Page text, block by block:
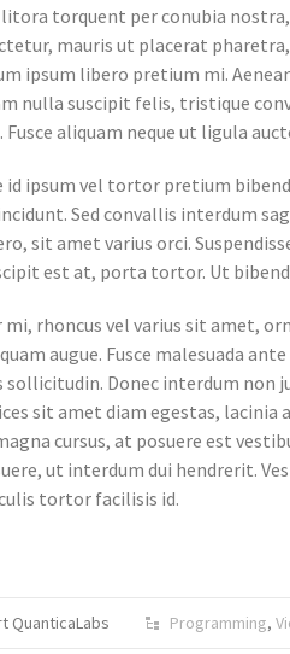
litora torquent per conubia
mauris ut placerat
ipsum libero pretium mi.
nulla suscipit felis, tristique
Fusce aliquam neque ut ligula
id ipsum vel tortor pretium
Sed convallis interdum
sit amet varius orci.
est at, porta tortor. Ut
rhoncus vel varius sit amet,
augue. Fusce malesuada
sollicitudin. Donec interdum non
sit amet diam egestas, lacinia
cursus, at posuere est
ut interdum dui hendrerit.
tortor facilisis id.
QuanticaLabs Programming,